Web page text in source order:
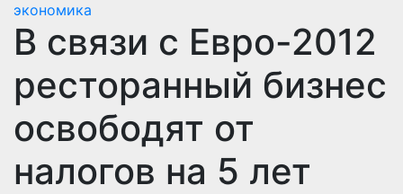
экономика
В связи с Евро-2012
ресторанный бизнес
освободят от
налогов на 5 лет